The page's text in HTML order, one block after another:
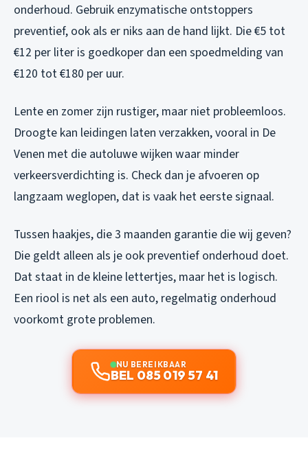
onderhoud. Gebruik enzymatische ontstoppers
preventief, ook als er niks aan de hand lijkt. Die €5 tot
€12 per liter is goedkoper dan een spoedmelding van
€120 tot €180 per uur.
Lente en zomer zijn rustiger, maar niet probleemloos.
Droogte kan leidingen laten verzakken, vooral in De
Venen met die autoluwe wijken waar minder
verkeersverdichting is. Check dan je afvoeren op
langzaam weglopen, dat is vaak het eerste signaal.
Tussen haakjes, die 3 maanden garantie die wij geven?
Die geldt alleen als je ook preventief onderhoud doet.
Dat staat in de kleine lettertjes, maar het is logisch.
Een riool is net als een auto, regelmatig onderhoud
voorkomt grote problemen.
NU BEREIKBAAR
BEL 085 019 57 41